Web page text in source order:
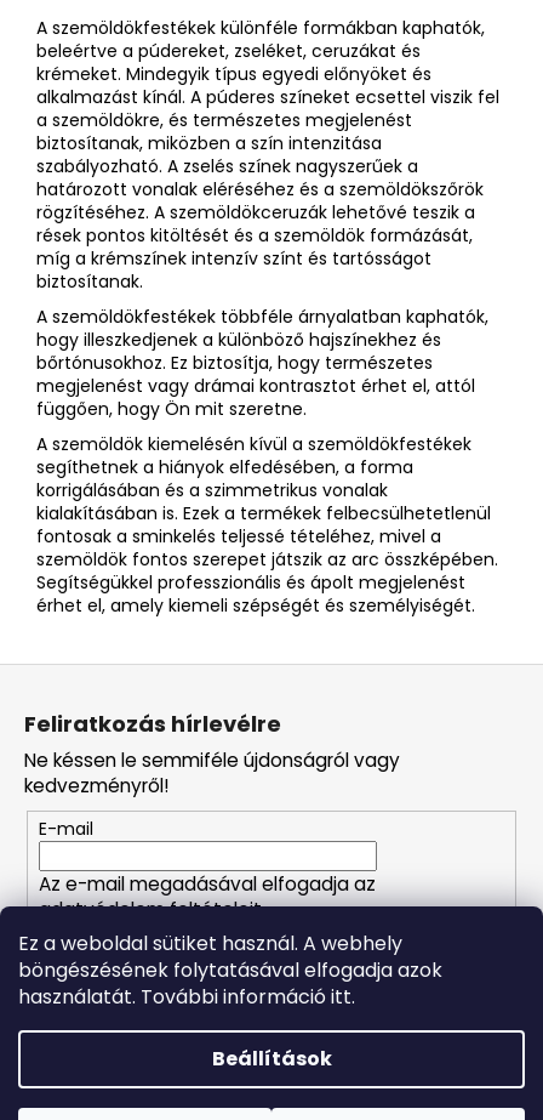
Ez a weboldal sütiket használ. A webhely
böngészésének folytatásával elfogadja azok
használatát. További információ itt.
Beállítások
Forró napokon nem javasoljuk a csomagautomatákba
történő kézbesítést. A magas hőmérsékletre érzékeny
s
t
a
i
r
á
n
y
í
t
á
s
e
l
e
m
e
i
A szemöldökfestékek különféle formákban kaphatók,
beleértve a púdereket, zseléket, ceruzákat és
krémeket. Mindegyik típus egyedi előnyöket és
alkalmazást kínál. A púderes színeket ecsettel viszik fel
a szemöldökre, és természetes megjelenést
biztosítanak, miközben a szín intenzitása
szabályozható. A zselés színek nagyszerűek a
határozott vonalak eléréséhez és a szemöldökszőrök
rögzítéséhez. A szemöldökceruzák lehetővé teszik a
rések pontos kitöltését és a szemöldök formázását,
míg a krémszínek intenzív színt és tartósságot
biztosítanak.
A szemöldökfestékek többféle árnyalatban kaphatók,
hogy illeszkedjenek a különböző hajszínekhez és
bőrtónusokhoz. Ez biztosítja, hogy természetes
megjelenést vagy drámai kontrasztot érhet el, attól
függően, hogy Ön mit szeretne.
A szemöldök kiemelésén kívül a szemöldökfestékek
segíthetnek a hiányok elfedésében, a forma
korrigálásában és a szimmetrikus vonalak
kialakításában is. Ezek a termékek felbecsülhetetlenül
fontosak a sminkelés teljessé tételéhez, mivel a
szemöldök fontos szerepet játszik az arc összképében.
Segítségükkel professzionális és ápolt megjelenést
érhet el, amely kiemeli szépségét és személyiségét.
L
Feliratkozás hírlevélre
Ne késsen le semmiféle újdonságról vagy
kedvezményről!
E-mail
Az e-mail megadásával elfogadja az
adatvédelem feltételeit.
FELIRATKOZÁS
Copyright 2026Naturalzen. Minden jog fenntartva.Süti